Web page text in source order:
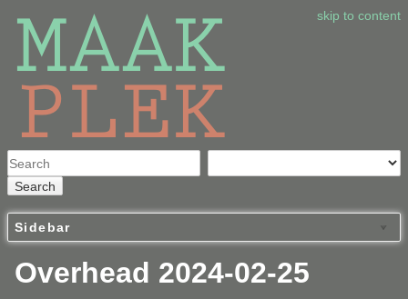
skip to content
Search
Sidebar
Overhead 2024-02-25